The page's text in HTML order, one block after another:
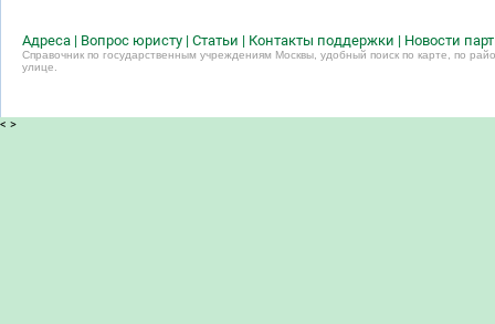
Адреса | Вопрос юристу | Статьи | Контакты поддержки | Новости
Справочник по государственным учреждениям Москвы, удобный поиск по карте, по
улице.
< >